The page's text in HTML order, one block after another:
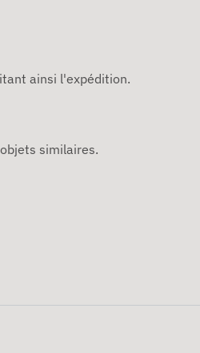
ainsi l'expédition.
similaires.